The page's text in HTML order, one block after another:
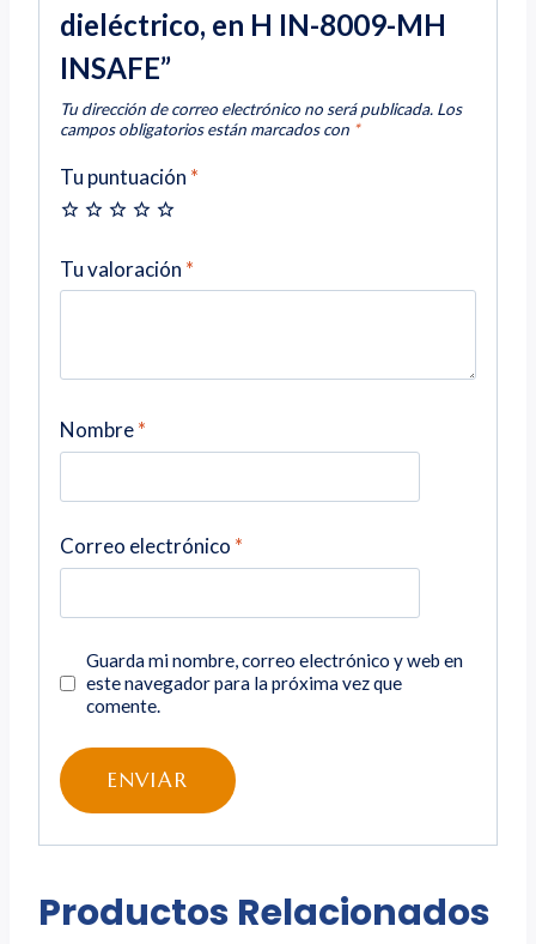
dieléctrico, en H IN-8009-MH
INSAFE”
Tu dirección de correo electrónico no será publicada. Los
campos obligatorios están marcados con *
Tu puntuación *
Tu valoración *
Nombre*
Correo electrónico *
Guarda mi nombre, correo electrónico y web en
este navegador para la próxima vez que
comente.
Productos Relacionados